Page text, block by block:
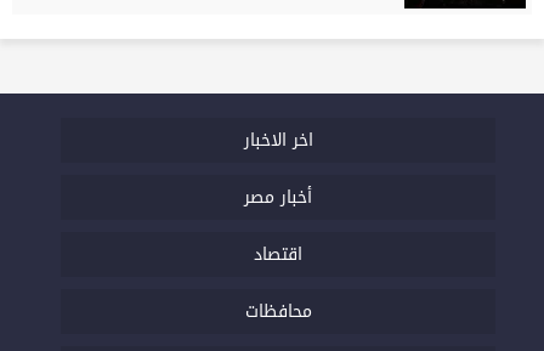
اخر الاخبار
أخبار مصر
اقتصاد
محافظات